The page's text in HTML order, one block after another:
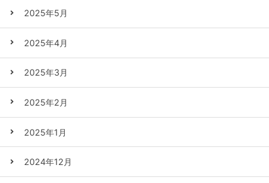
2025年5月
2025年4月
2025年3月
2025年2月
2025年1月
2024年12月